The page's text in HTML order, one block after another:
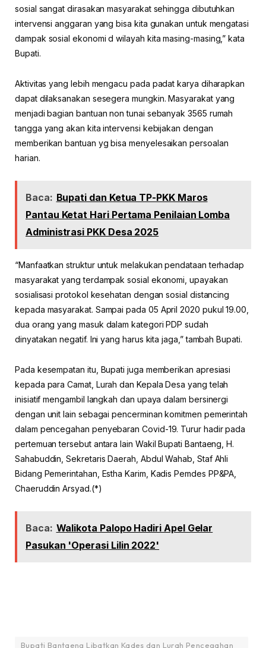
sosial sangat dirasakan masyarakat sehingga dibutuhkan
intervensi anggaran yang bisa kita gunakan untuk mengatasi
dampak sosial ekonomi d wilayah kita masing-masing,” kata
Bupati.
Aktivitas yang lebih mengacu pada padat karya diharapkan
dapat dilaksanakan sesegera mungkin. Masyarakat yang
menjadi bagian bantuan non tunai sebanyak 3565 rumah
tangga yang akan kita intervensi kebijakan dengan
memberikan bantuan yg bisa menyelesaikan persoalan
harian.
Baca: Bupati dan Ketua TP-PKK Maros
Pantau Ketat Hari Pertama Penilaian Lomba
Administrasi PKK Desa 2025
“Manfaatkan struktur untuk melakukan pendataan terhadap
masyarakat yang terdampak sosial ekonomi, upayakan
sosialisasi protokol kesehatan dengan sosial distancing
kepada masyarakat. Sampai pada 05 April 2020 pukul 19.00,
dua orang yang masuk dalam kategori PDP sudah
dinyatakan negatif. Ini yang harus kita jaga,” tambah Bupati.
Pada kesempatan itu, Bupati juga memberikan apresiasi
kepada para Camat, Lurah dan Kepala Desa yang telah
inisiatif mengambil langkah dan upaya dalam bersinergi
dengan unit lain sebagai pencerminan komitmen pemerintah
dalam pencegahan penyebaran Covid-19. Turur hadir pada
pertemuan tersebut antara lain Wakil Bupati Bantaeng, H.
Sahabuddin, Sekretaris Daerah, Abdul Wahab, Staf Ahli
Bidang Pemerintahan, Estha Karim, Kadis Pemdes PP&PA,
Chaeruddin Arsyad.(*)
Baca: Walikota Palopo Hadiri Apel Gelar
Pasukan 'Operasi Lilin 2022'
Bupati Bantaeng Libatkan Kades dan Lurah Pencegahan